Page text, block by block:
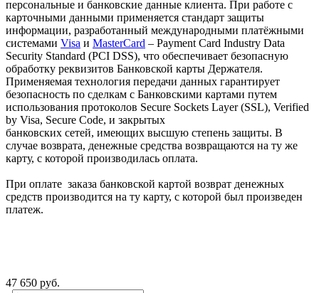
персональные и банковские данные клиента. При работе с
карточными данными применяется стандарт защиты
информации, разработанный международными платёжными
системами Visa и MasterCard – Payment Card Industry Data
Security Standard (PCI DSS), что обеспечивает безопасную
обработку реквизитов Банковской карты Держателя.
Применяемая технология передачи данных гарантирует
безопасность по сделкам с Банковскими картами путем
использования протоколов Secure Sockets Layer (SSL), Verified
by Visa, Secure Code, и закрытых
банковских сетей, имеющих высшую степень защиты. В
случае возврата, денежные средства возвращаются на ту же
карту, с которой производилась оплата.
При оплате заказа банковской картой возврат денежных
средств производится на ту карту, с которой был произведен
платеж.
47 650 руб.